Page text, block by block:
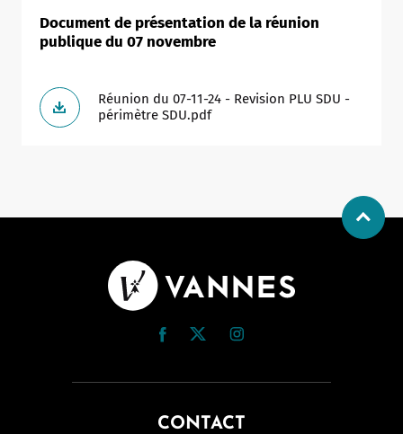
Document de présentation de la réunion
publique du 07 novembre
Réunion du 07-11-24 - Revision PLU SDU -
périmètre SDU.pdf
CONTACT